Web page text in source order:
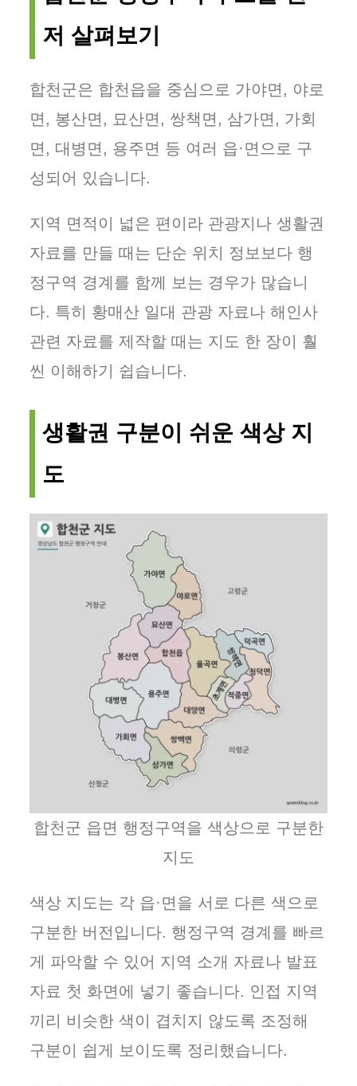
저 살펴보기
합천군은 합천읍을 중심으로 가야면, 야로
면, 봉산면, 묘산면, 쌍책면, 삼가면, 가회
면, 대병면, 용주면 등 여러 읍·면으로 구
성되어 있습니다.
지역 면적이 넓은 편이라 관광지나 생활권
자료를 만들 때는 단순 위치 정보보다 행
정구역 경계를 함께 보는 경우가 많습니
다. 특히 황매산 일대 관광 자료나 해인사
관련 자료를 제작할 때는 지도 한 장이 훨
씬 이해하기 쉽습니다.
생활권 구분이 쉬운 색상 지
도
합천군 읍면 행정구역을 색상으로 구분한
지도
색상 지도는 각 읍·면을 서로 다른 색으로
구분한 버전입니다. 행정구역 경계를 빠르
게 파악할 수 있어 지역 소개 자료나 발표
자료 첫 화면에 넣기 좋습니다. 인접 지역
끼리 비슷한 색이 겹치지 않도록 조정해
구분이 쉽게 보이도록 정리했습니다.